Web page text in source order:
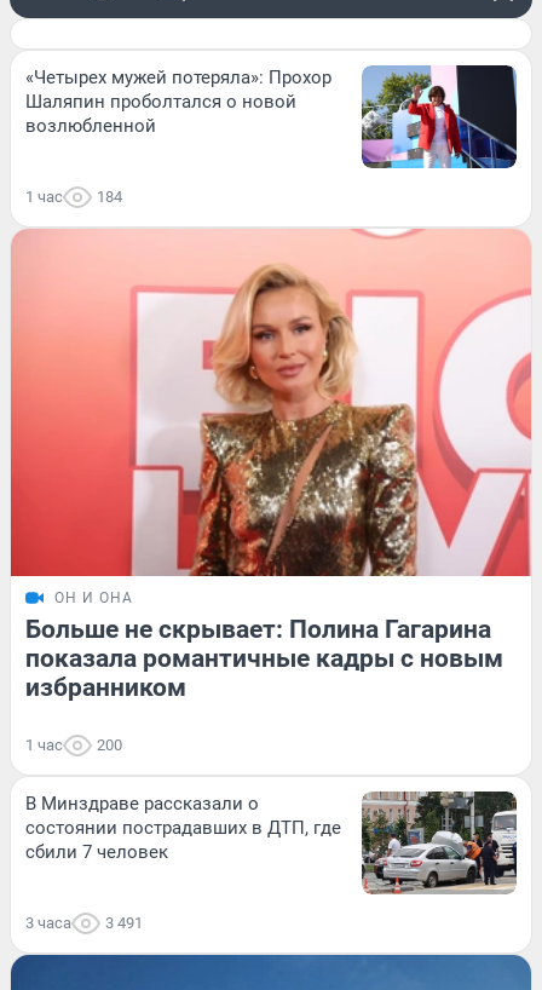
«Четырех мужей потеряла»: Прохор
Шаляпин проболтался о новой
возлюбленной
1 час 184
ОН И ОНА
Больше не скрывает: Полина Гагарина
показала романтичные кадры с новым
избранником
1 час 200
В Минздраве рассказали о
состоянии пострадавших в ДТП, где
сбили 7 человек
3 часа 3 491